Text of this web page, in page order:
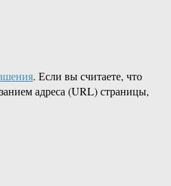
. Если вы считаете, что
адреса (URL) страницы,